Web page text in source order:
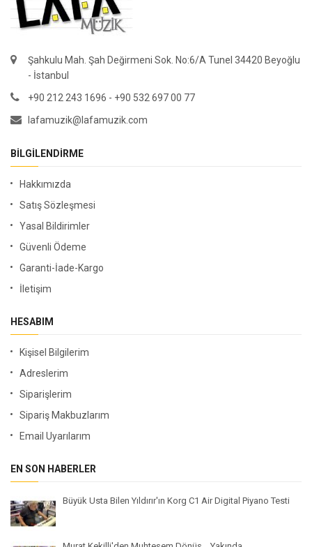
Şahkulu Mah. Şah Değirmeni Sok. No:6/A Tunel 34420 Beyoğlu
- İstanbul
+90 212 243 1696 - +90 532 697 00 77
lafamuzik@lafamuzik.com
BILGILENDIRME
Hakkımızda
Satış Sözleşmesi
Yasal Bildirimler
Güvenli Ödeme
Garanti-İade-Kargo
İletişim
HESABIM
Kişisel Bilgilerim
Adreslerim
Siparişlerim
Sipariş Makbuzlarım
Email Uyarılarım
EN SON HABERLER
Büyük Usta Bilen Yıldırır'ın Korg C1 Air Digital Piyano Testi